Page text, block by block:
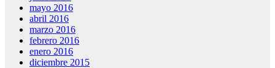
mayo 2016
abril 2016
marzo 2016
febrero 2016
enero 2016
diciembre 2015